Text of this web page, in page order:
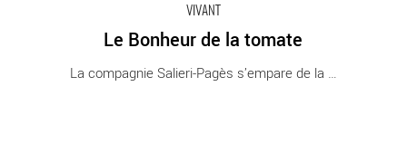
VIVANT
Le Bonheur de la tomate
Le Bonheur de la tomate - Critique sortie Avignon / 2009